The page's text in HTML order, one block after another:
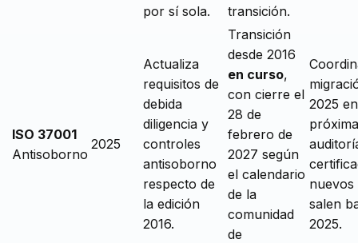
por sí sola.
transición.
ISO 37001
Antisoborno
2025
Actualiza
requisitos de
debida
diligencia y
controles
antisoborno
respecto de
la edición
2016.
Transición
desde 2016
en curso,
con cierre el
28 de
febrero de
2027 según
el calendario
de la
comunidad
de
2025
próxima
nuevos
salen
2025.